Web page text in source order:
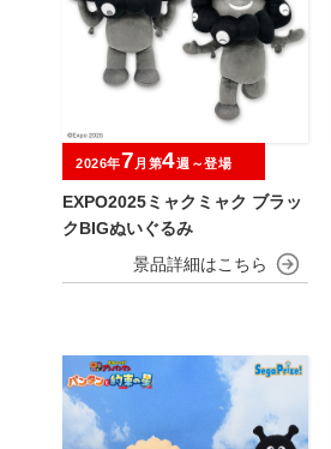
EXPO2025ミャクミャク ブラッ
クBIGぬいぐるみ
2026年7 月第4週～登場